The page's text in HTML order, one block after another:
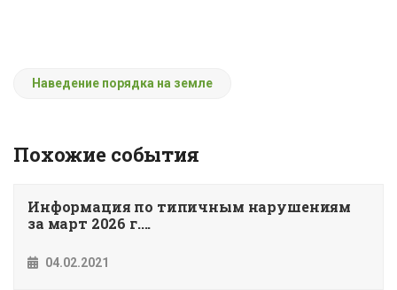
Наведение порядка на земле
Похожие события
Информация по типичным нарушениям
за март 2026 г....
04.02.2021